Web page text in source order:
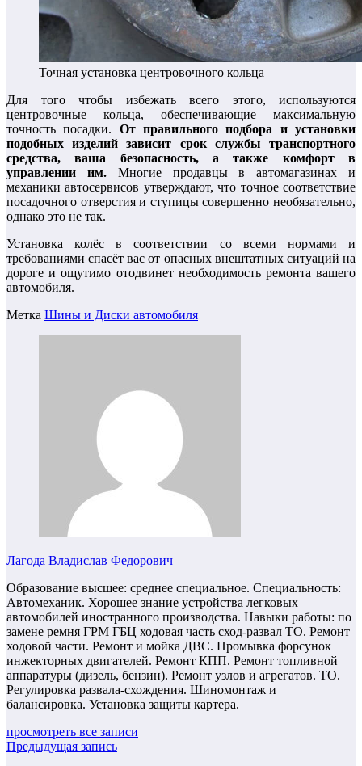
Точная установка центровочного кольца
Для того чтобы избежать всего этого, используются
центровочные кольца, обеспечивающие максимальную
точность посадки. От правильного подбора и установки
подобных изделий зависит срок службы транспортного
средства, ваша безопасность, а также комфорт в
управлении им.Многие продавцы в автомагазинах и
механики автосервисов утверждают, что точное соответствие
посадочного отверстия и ступицы совершенно необязательно,
однако это не так.
Установка колёс в соответствии со всеми нормами и
требованиями спасёт вас от опасных внештатных ситуаций на
дороге и ощутимо отодвинет необходимость ремонта вашего
автомобиля.
Метка Шины и Диски автомобиля
Лагода Владислав Федорович
Образование высшее: среднее специальное. Специальность:
Автомеханик. Хорошее знание устройства легковых
автомобилей иностранного производства. Навыки работы: по
замене ремня ГРМ ГБЦ ходовая часть сход-развал ТО. Ремонт
ходовой части. Ремонт и мойка ДВС. Промывка форсунок
инжекторных двигателей. Ремонт КПП. Ремонт топливной
аппаратуры (дизель, бензин). Ремонт узлов и агрегатов. ТО.
Регулировка развала-схождения. Шиномонтаж и
балансировка. Установка защиты картера.
просмотреть все записи
Предыдущая запись